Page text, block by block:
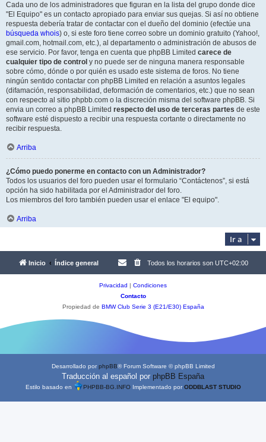
Cada uno de los administradores que figuran en la lista del grupo donde dice
"El Equipo" es un contacto apropiado para enviar sus quejas. Si así no obtiene
respuesta debería tratar de contactar con el dueño del dominio (efectúe una
búsqueda whois) o, si este foro tiene correo sobre un dominio gratuito (Yahoo!,
gmail.com, hotmail.com, etc.), al departamento o administración de abusos de
ese servicio. Por favor, tenga en cuenta que phpBB Limited carece de
cualquier tipo de control y no puede ser de ninguna manera responsable
sobre cómo, dónde o por quién es usado este sistema de foros. No tiene
ningún sentido contactar con phpBB Limited en relación a asuntos legales
(difamación, responsabilidad, deformación de comentarios, etc.) que no sean
con respecto al sitio phpbb.com o la discreción misma del software phpBB. Si
envia un correo a phpBB Limited respecto del uso de terceras partes de este
software esté dispuesto a recibir una respuesta cortante o directamente no
recibir respuesta.
Arriba
¿Cómo puedo ponerme en contacto con un Administrador?
Todos los usuarios del foro pueden usar el formulario “Contáctenos”, si está
opción ha sido habilitada por el Administrador del foro.
Los miembros del foro también pueden usar el enlace "El equipo".
Arriba
Ir a
Inicio Índice general Todos los horarios son UTC+02:00
Privacidad | Condiciones
Contacto
Propiedad de BMW Club Serie 3 (E21/E30) España
Desarrollado porphpBB® Forum Software © phpBB Limited
Traducción al español por phpBB España
Estilo basado en PHPBB-BG.INFOImplementado porODDBLAST STUDIO